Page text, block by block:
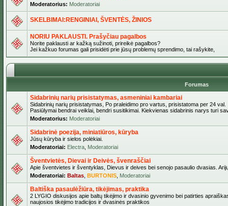
Moderatorius: Moderatoriai
SKELBIMAI:RENGINIAI, ŠVENTĖS, ŽINIOS
NORIU PAKLAUSTI. Prašyčiau pagalbos
Norite paklausti ar kažką sužinoti, prireikė pagalbos?
Jei kažkuo forumas gali prisidėti prie jūsų problemų sprendimo, tai rašykite,
Forumas
Sidabrinių narių prisistatymas, asmeniniai kambariai
Sidabrinių narių prisistatymas, Po praleidimo pro vartus, prisistatoma per 24 val.
Pasiūlymai bendrai veiklai, bendri susitikimai. Kiekvienas sidabrinis narys turi
Moderatorius: Moderatoriai
Sidabrinė poezija, miniatiūros, kūryba
Jūsų kūryba ir sielos polėkiai.
Moderatoriai: Electra Moderatoriai
Šventvietės, Dievai ir Deivės, švenraščiai
Apie šventvietes ir šventyklas, Dievus ir deives bei senojo pasaulio dvasias.
Moderatoriai: Baltas BURTONIS Moderatoriai
Baltiška pasaulėžiūra, tikėjimas, praktika
2 LYGIO diskusijos apie baltų tikėjimo ir dvasinio gyvenimo bei patirties
naujosios tikėjimo tradicijos ir dvasinės praktikos